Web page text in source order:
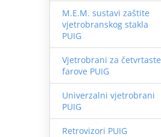
M.E.M. sustavi zaštite
vjetrobranskog stakla
PUIG
Vjetrobrani za četvrtaste
farove PUIG
Univerzalni vjetrobrani
PUIG
Retrovizori PUIG